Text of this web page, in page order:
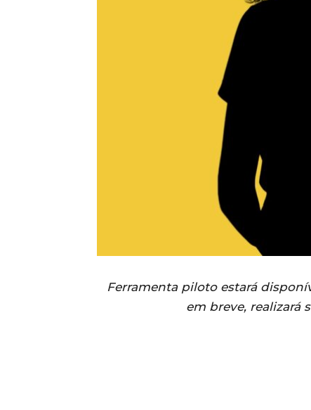
Ferramenta piloto estará
em breve, realizará